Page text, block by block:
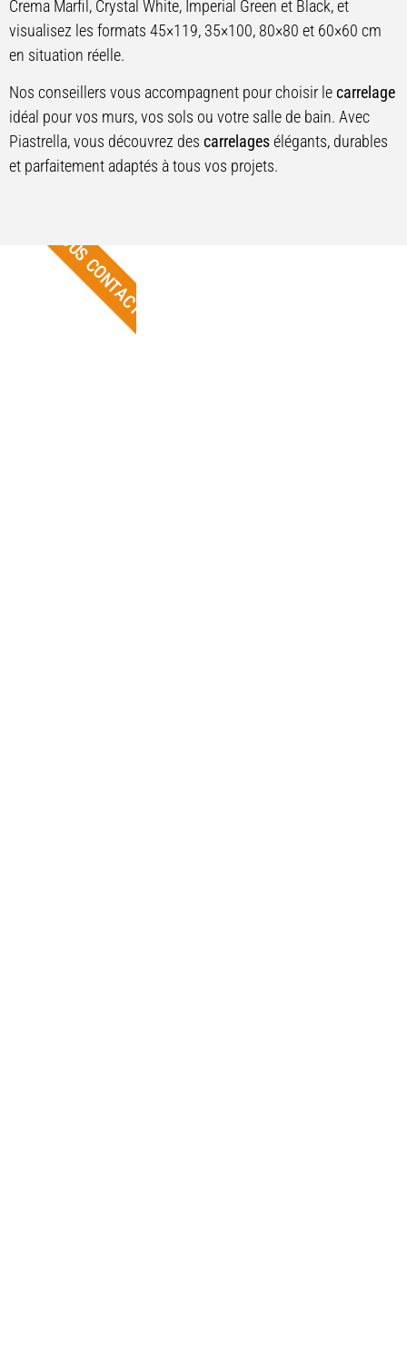
Crema Marfil, Crystal White, Imperial Green et Black, et
visualisez les formats 45×119, 35×100, 80×80 et 60×60 cm
en situation réelle.
Nos conseillers vous accompagnent pour choisir lecarrelage
idéal pour vos murs, vos sols ou votre salle de bain. Avec
Piastrella, vous découvrez des carrelagesélégants, durables
et parfaitement adaptés à tous vos projets.
NOUS CONTACTER